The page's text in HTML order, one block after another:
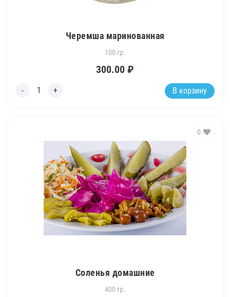
Черемша маринованная
100 гр.
300.00 ₽
В корзину
0
Соленья домашние
400 гр.